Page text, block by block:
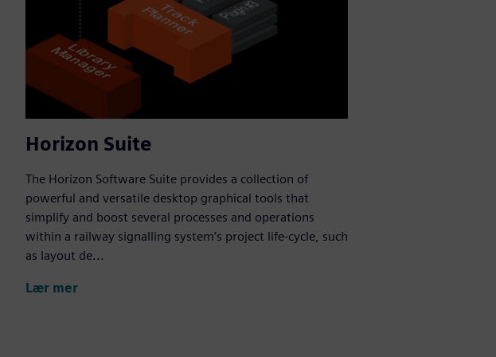
Horizon Suite
The Horizon Software Suite provides a collection of
powerful and versatile desktop graphical tools that
simplify and boost several processes and operations
within a railway signalling system’s project life-cycle, such
as layout de...
Lær mer